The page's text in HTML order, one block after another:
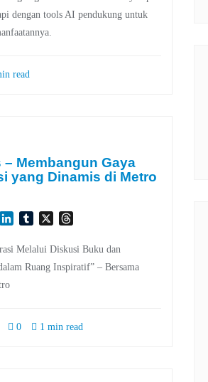
dengan tools AI pendukung untuk
read
Membangun Gaya
yang Dinamis di Metro
GoogleLinkedInTumblr
X
Melalui Diskusi Buku dan
Ruang Inspiratif” – Bersama
0 1 min read